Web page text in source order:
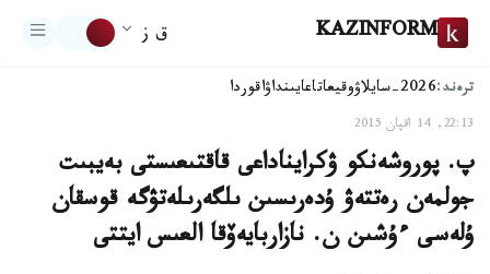
KAZINFORM ق ز
ترەند:2026-سايلاۋ وقيعاتاعايىنداۋاقوردا
22:13, 14 اقپان 2015
پ. پوروشەنكو ۋكرايناداعى قاقتىعىستى بەيبىت
جولمەن رەتتەۋ ۇدەرىسىن ىلگەرىلەتۋگە قوسقان
ۇلەسى ءۇشىن ن. نازاربايەۆقا العىس ايتتى